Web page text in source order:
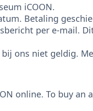
iCOON.
Betaling
per e-mail.
ons niet geldig.
online. To buy